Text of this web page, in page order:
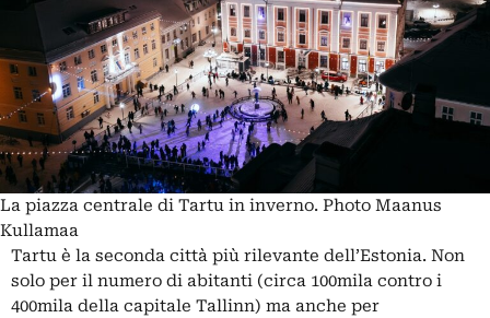
La piazza centrale di Tartu in inverno. Photo Maanus
Kullamaa
Tartu è la seconda città più rilevante dell’Estonia. Non
solo per il numero di abitanti (circa 100mila contro i
400mila della capitale Tallinn) ma anche per